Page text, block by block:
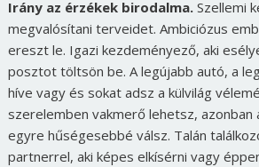
Irány az érzékek birodalma.Szellemi
megvalósítani terveidet. Ambiciózus
ereszt le. Igazi kezdeményező, aki
posztot töltsön be. A legújabb autó, a
híve vagy és sokat adsz a külvilág
szerelemben vakmerő lehetsz, azonban
egyre hűségesebbé válsz. Talán
partnerrel, aki képes elkísérni vagy